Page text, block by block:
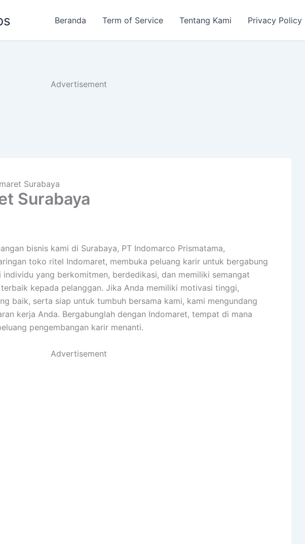
Beranda Term of Service Tentang Kami Privacy Policy
Advertisement
Surabaya
Surabaya
bisnis kami di Surabaya, PT Indomarco Prismatama,
toko ritel Indomaret, membuka peluang karir untuk bergabung
individu yang berkomitmen, berdedikasi, dan memiliki semangat
kepada pelanggan. Jika Anda memiliki motivasi tinggi,
baik, serta siap untuk tumbuh bersama kami, kami mengundang
kerja Anda. Bergabunglah dengan Indomaret, tempat di mana
pengembangan karir menanti.
Advertisement